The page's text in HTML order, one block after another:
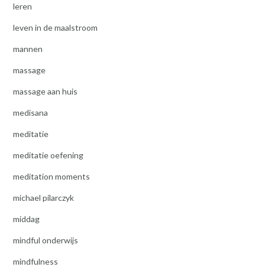
leren
leven in de maalstroom
mannen
massage
massage aan huis
medisana
meditatie
meditatie oefening
meditation moments
michael pilarczyk
middag
mindful onderwijs
mindfulness